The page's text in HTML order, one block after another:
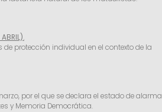
de protección individual en el contexto de la
por el que se declara el estado de alarma
y Memoria Democrática.